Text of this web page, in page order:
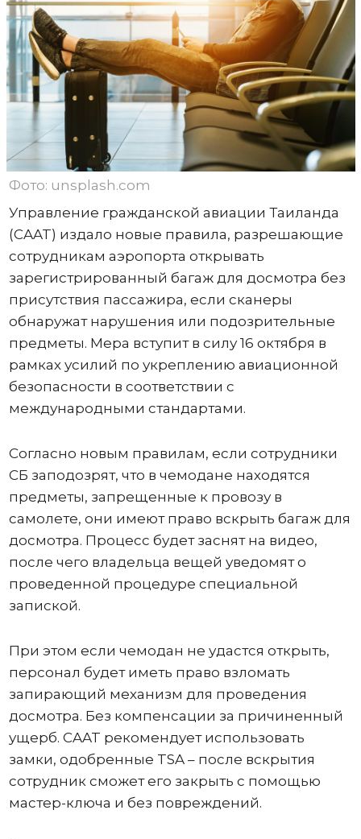
Фото: unsplash.com
Управление гражданской авиации Таиланда
(CAAT) издало новые правила, разрешающие
сотрудникам аэропорта открывать
зарегистрированный багаж для досмотра без
присутствия пассажира, если сканеры
обнаружат нарушения или подозрительные
предметы. Мера вступит в силу 16 октября в
рамках усилий по укреплению авиационной
безопасности в соответствии с
международными стандартами.
Согласно новым правилам, если сотрудники
СБ заподозрят, что в чемодане ​​находятся
предметы, запрещенные к провозу в
самолете, они имеют право вскрыть багаж для
досмотра. Процесс будет заснят на видео,
после чего владельца вещей уведомят о
проведенной процедуре специальной
запиской.
При этом если чемодан не удастся открыть,
персонал будет иметь право взломать
запирающий механизм для проведения
досмотра. Без компенсации за причиненный
ущерб. CAAT рекомендует использовать
замки, одобренные TSA – после вскрытия
сотрудник сможет его закрыть с помощью
мастер-ключа и без повреждений.